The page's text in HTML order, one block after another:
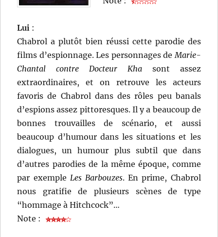
Lui :
Chabrol a plutôt bien réussi cette parodie des
films d’espionnage. Les personnages deMarie-
Chantal contre Docteur Khasont assez
extraordinaires, et on retrouve les acteurs
favoris de Chabrol dans des rôles peu banals
d’espions assez pittoresques. Il y a beaucoup de
bonnes trouvailles de scénario, et aussi
beaucoup d’humour dans les situations et les
dialogues, un humour plus subtil que dans
d’autres parodies de la même époque, comme
par exemple Les Barbouzes. En prime, Chabrol
nous gratifie de plusieurs scènes de type
“hommage à Hitchcock”…
Note :